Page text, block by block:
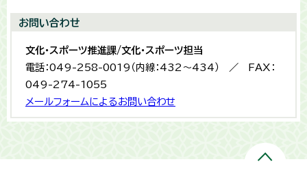
お問い合わせ
文化・スポーツ推進課/文化・スポーツ担当
電話：049-258-0019（内線：432〜434） ／ FAX：
049-274-1055
メールフォームによるお問い合わせ